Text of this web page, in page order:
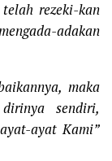
rezeki-kan
adakan
maka
sendiri,
ayat Kami”